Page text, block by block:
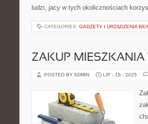
ludzi, jacy w tych okolicznościach
CATEGORIES: GADŻETY I URZĄDZENIA
ZAKUP MIESZKANIA
POSTED BY ADMIN LIP - 16 - 2025